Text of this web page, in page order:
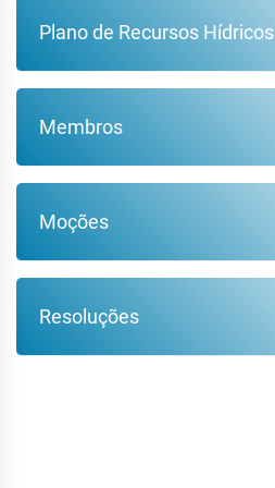
Plano de Recursos Hídricos
Membros
Moções
Resoluções